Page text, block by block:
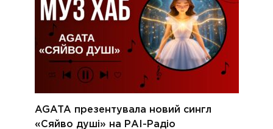
AGATA презентувала новий сингл
«Сяйво душі» на РАІ-Радіо